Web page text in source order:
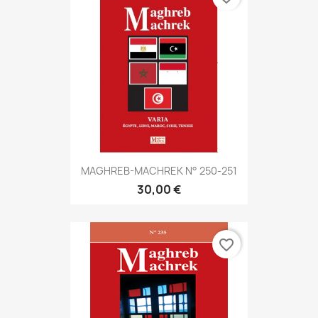
MAGHREB-MACHREK N° 250-251
30,00 €
favorite_border